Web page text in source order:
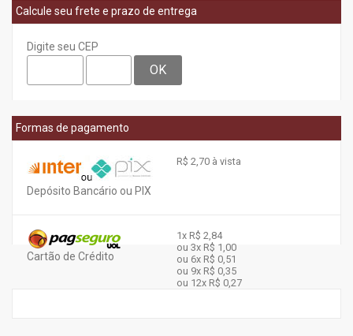
Calcule seu frete e prazo de entrega
Digite seu CEP
OK
Formas de pagamento
Depósito Bancário ou PIX
R$ 2,70 à vista
Cartão de Crédito
1x R$ 2,84
ou 3x R$ 1,00
ou 6x R$ 0,51
ou 9x R$ 0,35
ou 12x R$ 0,27